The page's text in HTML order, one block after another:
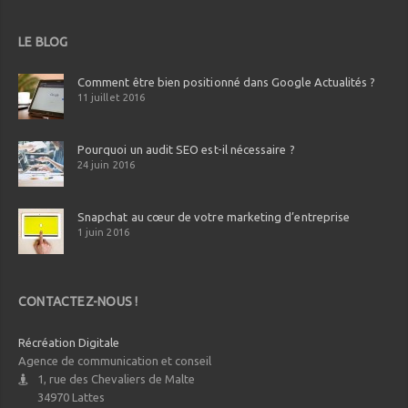
LE BLOG
Comment être bien positionné dans Google Actualités ?
11 juillet 2016
Pourquoi un audit SEO est-il nécessaire ?
24 juin 2016
Snapchat au cœur de votre marketing d’entreprise
1 juin 2016
CONTACTEZ-NOUS !
Récréation Digitale
Agence de communication et conseil
1, rue des Chevaliers de Malte
34970 Lattes